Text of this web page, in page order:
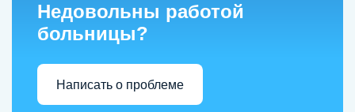
Недовольны работой
больницы?
Написать о проблеме